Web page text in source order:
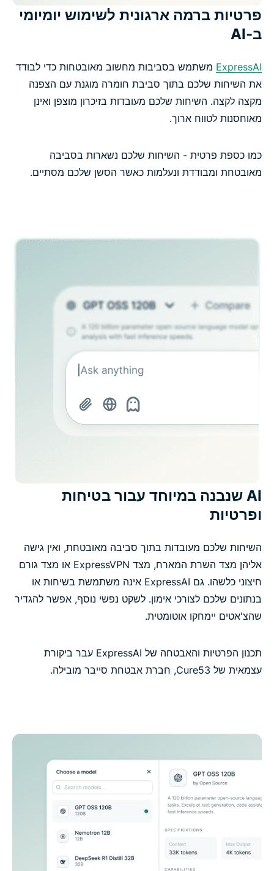
פרטיות ברמה ארגונית לשימוש יומיומי
ב-AI
ExpressAI משתמש בסביבות מחשוב מאובטחות כדי לבודד
את השיחות שלכם בתוך סביבת חומרה מוגנת עם הצפנה
מקצה לקצה. השיחות שלכם מעובדות בזיכרון מוצפן ואינן
מאוחסנות לטווח ארוך.
כמו כספת פרטית - השיחות שלכם נשארות בסביבה
מאובטחת ומבודדת ונעלמות כאשר הסשן שלכם מסתיים.
AI שנבנה במיוחד עבור בטיחות
ופרטיות
השיחות שלכם מעובדות בתוך סביבה מאובטחת, ואין גישה
אליהן מצד השרת המארח, מצד ExpressVPN או מצד גורם
חיצוני כלשהו. גם ExpressAI אינה משתמשת בשיחות או
בנתונים שלכם לצורכי אימון. לשקט נפשי נוסף, אפשר להגדיר
שהצ'אטים יימחקו אוטומטית.
תכנון הפרטיות והאבטחה של ExpressAI עבר ביקורת
עצמאית של Cure53, חברת אבטחת סייבר מובילה.